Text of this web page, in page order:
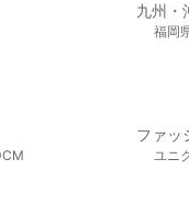
九州・
福岡
ファッ
ユニ